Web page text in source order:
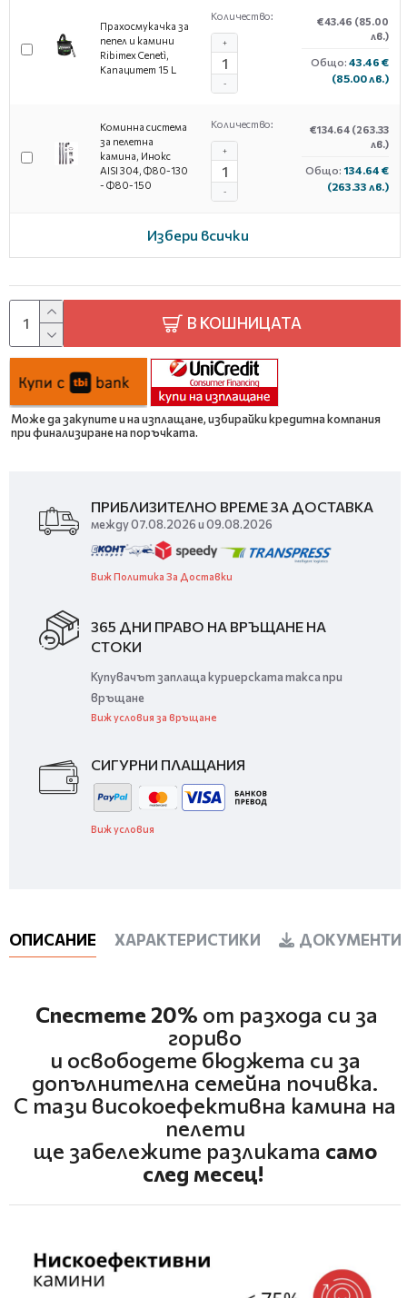
Прахосмукачка за
пепел и камини
Ribimex Cenetì,
Капацитет 15 L
Количество:
-
+
€43.46 (85.00
лв.)
Общо: 43.46 €
(85.00 лв.)
Коминна система
за пелетна
камина, Инокс
AISI 304, Ф80-130
- Ф80-150
Количество:
-
+
€134.64 (263.33
лв.)
Общо: 134.64 €
(263.33 лв.)
Избери всички
В КОШНИЦАТА
Може да закупите и на изплащане, избирайки кредитна компания
при финализиране на поръчката.
ПРИБЛИЗИТЕЛНО ВРЕМЕ ЗА ДОСТАВКА
между 07.08.2026 и 09.08.2026
Виж Политика За Доставки
365 ДНИ ПРАВО НА ВРЪЩАНЕ НА
СТОКИ
Купувачът заплаща куриерската такса при
връщане
Виж условия за връщане
СИГУРНИ ПЛАЩАНИЯ
Виж условия
ОПИСАНИЕ ХАРАКТЕРИСТИКИ ДОКУМЕНТИ
Спестете 20% от разхода си за
гориво
и освободете бюджета си за
допълнителна семейна почивка.
С тази високоефективна камина на
пелети
ще забележите разликата само
след месец!